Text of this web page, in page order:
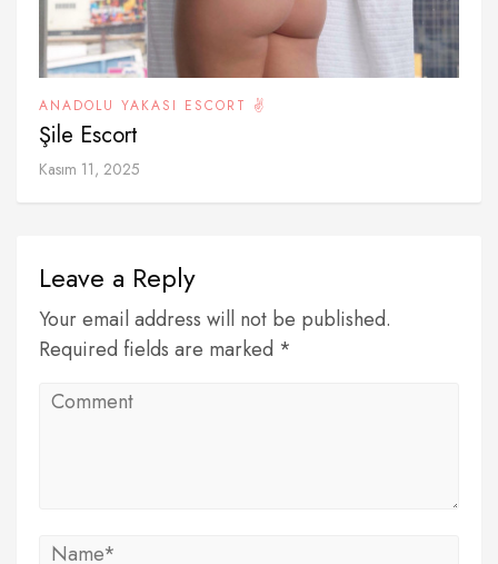
ANADOLU YAKASI ESCORT ✌️
Şile Escort
Kasım 11, 2025
Leave a Reply
Your email address will not be published.
Required fields are marked *